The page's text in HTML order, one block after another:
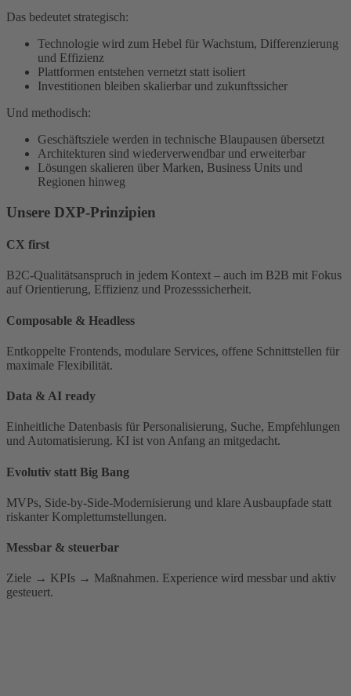
Das bedeutet strategisch:
Technologie wird zum Hebel für Wachstum, Differenzierung
und Effizienz
Plattformen entstehen vernetzt statt isoliert
Investitionen bleiben skalierbar und zukunftssicher
Und methodisch:
Geschäftsziele werden in technische Blaupausen übersetzt
Architekturen sind wiederverwendbar und erweiterbar
Lösungen skalieren über Marken, Business Units und
Regionen hinweg
Unsere DXP-Prinzipien
CX first
B2C-Qualitätsanspruch in jedem Kontext – auch im B2B mit Fokus
auf Orientierung, Effizienz und Prozesssicherheit.
Composable & Headless
Entkoppelte Frontends, modulare Services, offene Schnittstellen für
maximale Flexibilität.
Data & AI ready
Einheitliche Datenbasis für Personalisierung, Suche, Empfehlungen
und Automatisierung. KI ist von Anfang an mitgedacht.
Evolutiv statt Big Bang
MVPs, Side-by-Side-Modernisierung und klare Ausbaupfade statt
riskanter Komplettumstellungen.
Messbar & steuerbar
Ziele → KPIs → Maßnahmen. Experience wird messbar und aktiv
gesteuert.